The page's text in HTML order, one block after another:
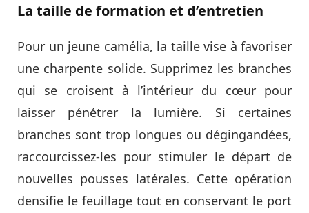
La taille de formation et d’entretien
Pour un jeune camélia, la taille vise à favoriser
une charpente solide. Supprimez les branches
qui se croisent à l’intérieur du cœur pour
laisser pénétrer la lumière. Si certaines
branches sont trop longues ou dégingandées,
raccourcissez-les pour stimuler le départ de
nouvelles pousses latérales. Cette opération
densifie le feuillage tout en conservant le port